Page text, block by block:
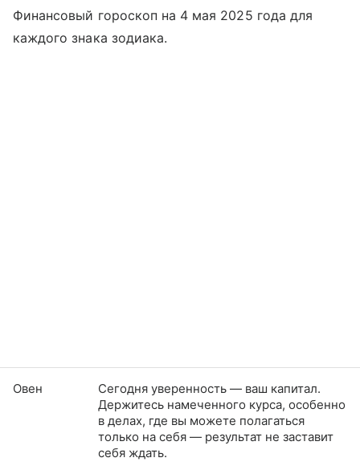
Финансовый гороскоп на 4 мая 2025 года для
каждого знака зодиака.
Овен
Сегодня уверенность — ваш капитал.
Держитесь намеченного курса, особенно
в делах, где вы можете полагаться
только на себя — результат не заставит
себя ждать.